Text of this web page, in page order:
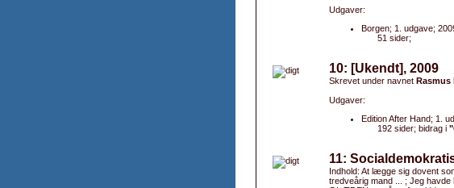
Udgaver:
Borgen; 1. udgave;
51 sider;
10: [Ukendt], 2009
Skrevet under navnet Rasmus
Udgaver:
Edition After Hand; 1.
192 sider; bidrag i
11:
Indhold: At lægge sig dovent
tredveårig mand ... ; Jeg